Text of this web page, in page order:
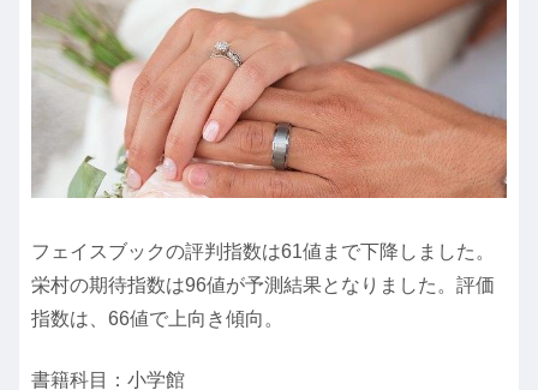
フェイスブックの評判指数は61値まで下降しました。
栄村の期待指数は96値が予測結果となりました。評価
指数は、66値で上向き傾向。
書籍科目：小学館